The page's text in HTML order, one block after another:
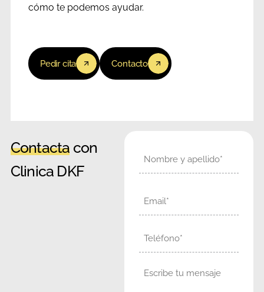
cómo te podemos ayudar.
Pedir cita Contacto
Contacta con
Clinica DKF